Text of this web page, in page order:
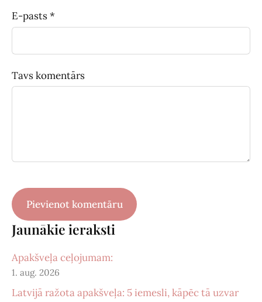
Jaunākie ieraksti
Apakšveļa ceļojumam:
1. aug. 2026
Latvijā ražota apakšveļa: 5 iemesli, kāpēc tā uzvar
E-pasts *
Tavs komentārs